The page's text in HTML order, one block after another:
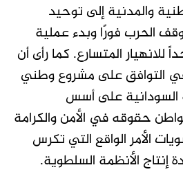
والمدنية إلى توحيد
الحرب فورًا وبدء عملية
المتسارع. كما رأى أن
التوافق على مشروع وطني
السودانية على أسس
حقوقه في الأمن والكرامة
الأمر الواقع التي تكرس
إنتاج الأنظمة السلطوية.